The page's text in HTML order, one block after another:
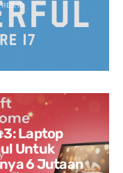
3: Laptop
Untuk
6 Jutaan